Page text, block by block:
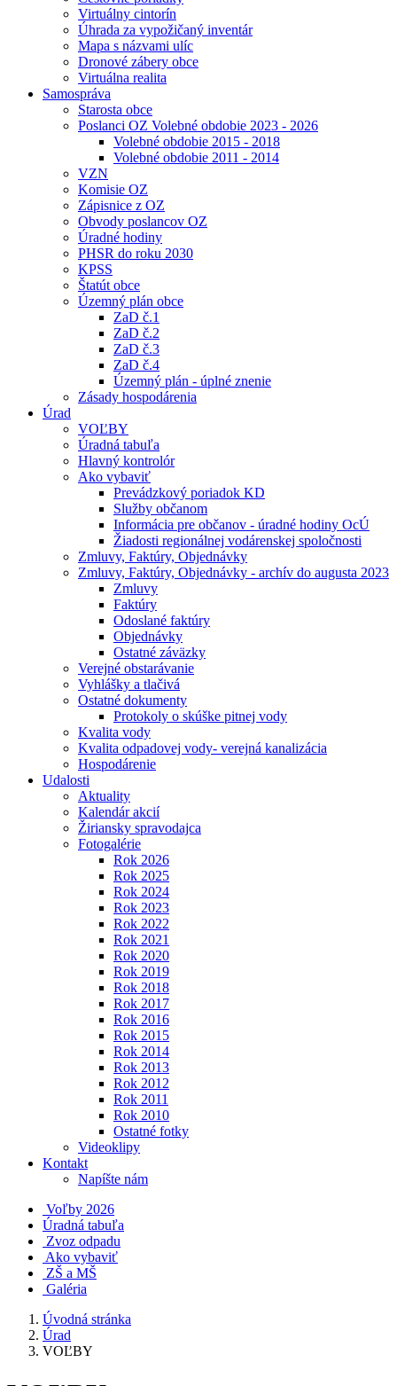
Virtuálny cintorín
Úhrada za vypožičaný inventár
Mapa s názvami ulíc
Dronové zábery obce
Virtuálna realita
Samospráva
Starosta obce
Poslanci OZ Volebné obdobie 2023 - 2026
Volebné obdobie 2015 - 2018
Volebné obdobie 2011 - 2014
VZN
Komisie OZ
Zápisnice z OZ
Obvody poslancov OZ
Úradné hodiny
PHSR do roku 2030
KPSS
Štatút obce
Územný plán obce
ZaD č.1
ZaD č.2
ZaD č.3
ZaD č.4
Územný plán - úplné znenie
Zásady hospodárenia
Úrad
VOĽBY
Úradná tabuľa
Hlavný kontrolór
Ako vybaviť
Prevádzkový poriadok KD
Služby občanom
Informácia pre občanov - úradné hodiny OcÚ
Žiadosti regionálnej vodárenskej spoločnosti
Zmluvy, Faktúry, Objednávky
Zmluvy, Faktúry, Objednávky - archív do augusta 2023
Zmluvy
Faktúry
Odoslané faktúry
Objednávky
Ostatné záväzky
Verejné obstarávanie
Vyhlášky a tlačivá
Ostatné dokumenty
Protokoly o skúške pitnej vody
Kvalita vody
Kvalita odpadovej vody- verejná kanalizácia
Hospodárenie
Udalosti
Aktuality
Kalendár akcií
Žiriansky spravodajca
Fotogalérie
Rok 2026
Rok 2025
Rok 2024
Rok 2023
Rok 2022
Rok 2021
Rok 2020
Rok 2019
Rok 2018
Rok 2017
Rok 2016
Rok 2015
Rok 2014
Rok 2013
Rok 2012
Rok 2011
Rok 2010
Ostatné fotky
Videoklipy
Kontakt
Napíšte nám
Voľby 2026
Úradná tabuľa
Zvoz odpadu
Ako vybaviť
ZŠ a MŠ
Galéria
Úvodná stránka
Úrad
VOĽBY